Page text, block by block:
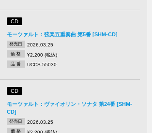
CD
モーツァルト：弦楽五重奏曲 第5番 [SHM-CD]
発売日 2026.03.25
価 格 ¥2,200 (税込)
品 番 UCCS-55030
CD
モーツァルト：ヴァイオリン・ソナタ 第24番 [SHM-
CD]
発売日 2026.03.25
価 格